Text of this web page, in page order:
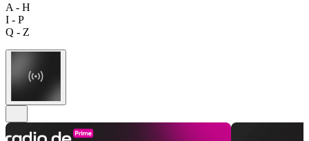
A - H
I - P
Q - Z